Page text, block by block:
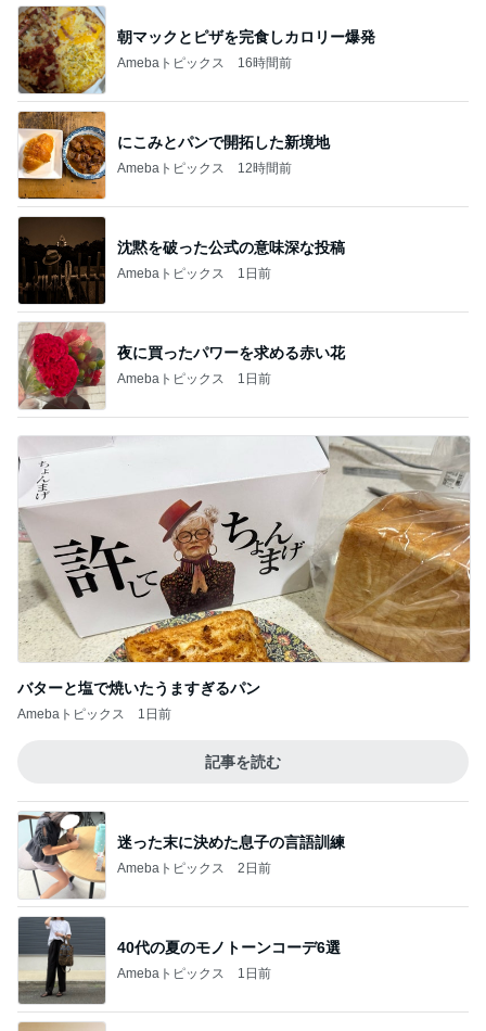
朝マックとピザを完食しカロリー爆発
Amebaトピックス 16時間前
にこみとパンで開拓した新境地
Amebaトピックス 12時間前
沈黙を破った公式の意味深な投稿
Amebaトピックス 1日前
夜に買ったパワーを求める赤い花
Amebaトピックス 1日前
バターと塩で焼いたうますぎるパン
Amebaトピックス 1日前
記事を読む
迷った末に決めた息子の言語訓練
Amebaトピックス 2日前
40代の夏のモノトーンコーデ6選
Amebaトピックス 1日前